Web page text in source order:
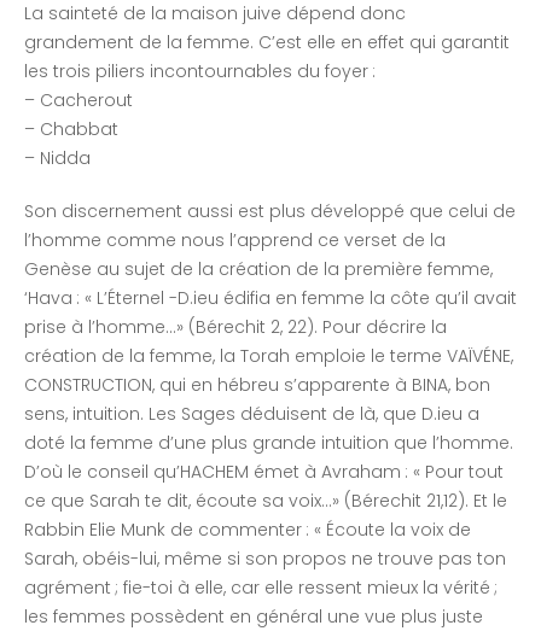
La sainteté de la maison juive dépend donc
grandement de la femme. C’est elle en effet qui garantit
les trois piliers incontournables du foyer :
– Cacherout
– Chabbat
– Nidda
Son discernement aussi est plus développé que celui de
l’homme comme nous l’apprend ce verset de la
Genèse au sujet de la création de la première femme,
‘Hava : « L’Éternel -D.ieu édifia en femme la côte qu’il avait
prise à l’homme…» (Bérechit 2, 22). Pour décrire la
création de la femme, la Torah emploie le terme VAÏVÉNE,
CONSTRUCTION, qui en hébreu s’apparente à BINA, bon
sens, intuition. Les Sages déduisent de là, que D.ieu a
doté la femme d’une plus grande intuition que l’homme.
D’où le conseil qu’HACHEM émet à Avraham : « Pour tout
ce que Sarah te dit, écoute sa voix…» (Bérechit 21,12). Et le
Rabbin Elie Munk de commenter : « Écoute la voix de
Sarah, obéis-lui, même si son propos ne trouve pas ton
agrément ; fie-toi à elle, car elle ressent mieux la vérité ;
les femmes possèdent en général une vue plus juste